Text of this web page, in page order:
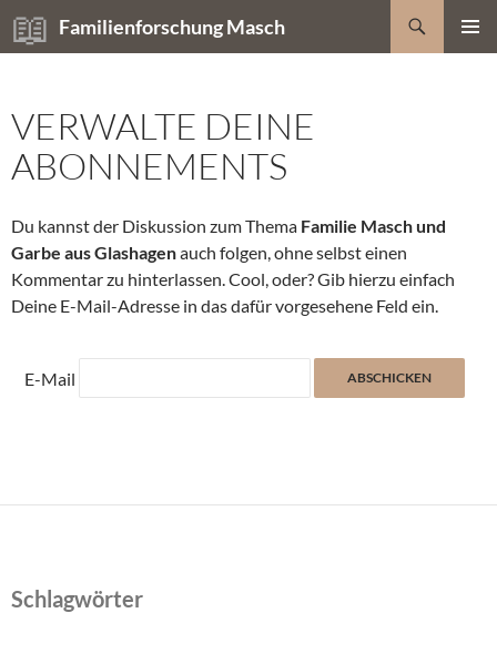
Zum
Inhalt
Familienforschung Masch
Suchen
VERWALTE DEINE
ABONNEMENTS
Du kannst der Diskussion zum Thema Familie Masch und
Garbe aus Glashagenauch folgen, ohne selbst einen
Kommentar zu hinterlassen. Cool, oder? Gib hierzu einfach
Deine E-Mail-Adresse in das dafür vorgesehene Feld ein.
E-Mail
Schlagwörter